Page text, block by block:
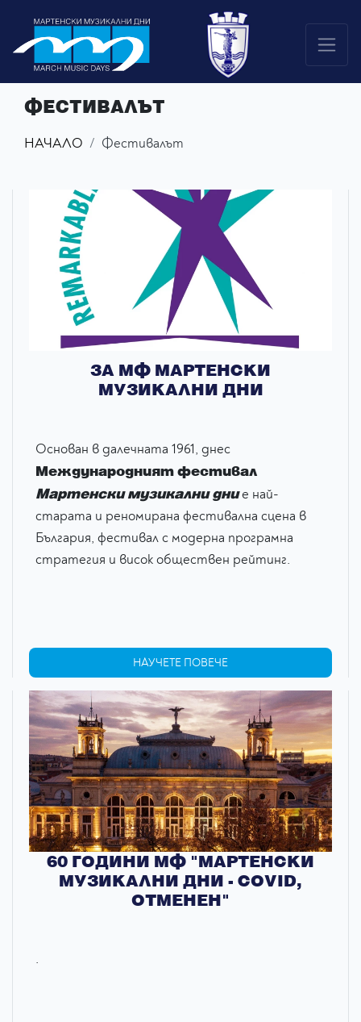
ФЕСТИВАЛЪТ
НАЧАЛО Фестивалът
ЗА МФ МАРТЕНСКИ
МУЗИКАЛНИ ДНИ
Основан в далечната 1961, днес
Международният фестивал
Мартенски музикални дние най-
старата и реномирана фестивална сцена в
България, фестивал с модерна програмна
стратегия и висок обществен рейтинг.
НАУЧЕТЕ ПОВЕЧЕ
60 ГОДИНИ МФ "МАРТЕНСКИ
МУЗИКАЛНИ ДНИ - COVID,
ОТМЕНЕН"
.